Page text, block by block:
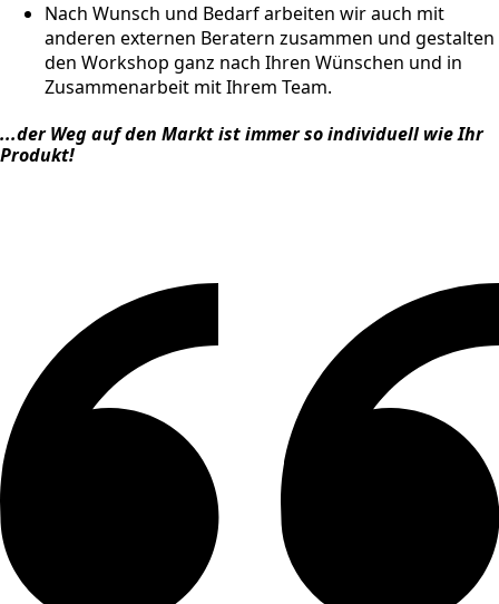
Nach Wunsch und Bedarf arbeiten wir auch mit
anderen externen Beratern zusammen und gestalten
den Workshop ganz nach Ihren Wünschen und in
Zusammenarbeit mit Ihrem Team.
...der Weg auf den Markt ist immer so individuell wie Ihr
Produkt!